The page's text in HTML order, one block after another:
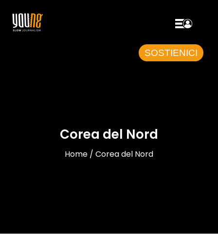
SOSTIENICI
Corea del Nord
Home / Corea del Nord